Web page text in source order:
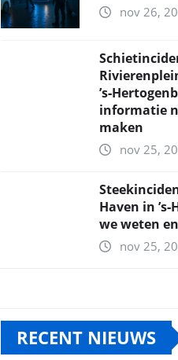
nov 26,
informatie
maken
nov 25,
Haven in
we weten
nov 25,
RECENT NIEUWS